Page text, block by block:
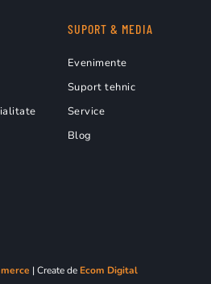
SUPORT & MEDIA
Evenimente
Suport tehnic
Service
Blog
| Create de Ecom Digital